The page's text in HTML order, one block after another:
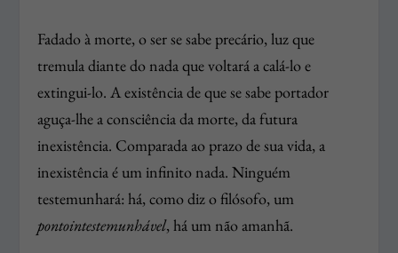
Fadado à morte, o ser se sabe precário, luz que
tremula diante do nada que voltará a calá-lo e
extingui-lo. A existência de que se sabe portador
aguça-lhe a consciência da morte, da futura
inexistência. Comparada ao prazo de sua vida, a
inexistência é um infinito nada. Ninguém
testemunhará: há, como diz o filósofo, um
pontointestemunhável, há um não amanhã.